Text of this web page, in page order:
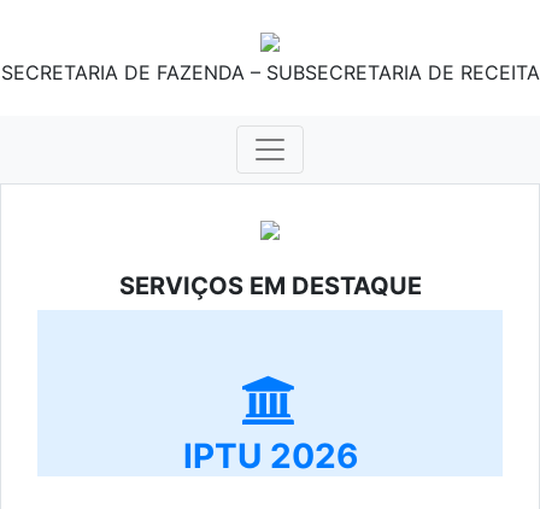
SECRETARIA DE FAZENDA – SUBSECRETARIA DE RECEITA
SERVIÇOS EM DESTAQUE
IPTU 2026